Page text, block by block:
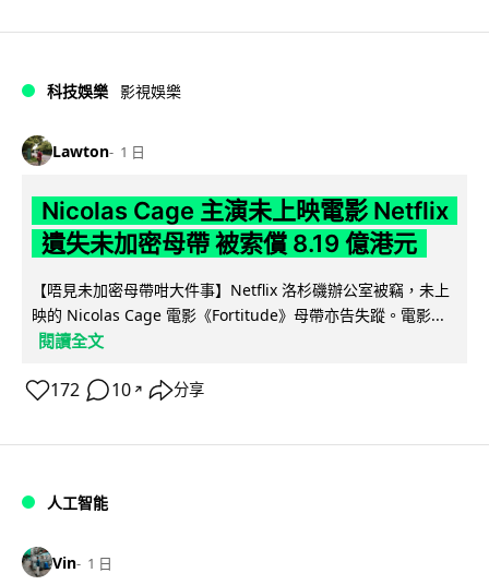
科技娛樂 影視娛樂
Lawton 1 日
Nicolas Cage 主演未上映電影 Netflix
遺失未加密母帶 被索償 8.19 億港元
【唔見未加密母帶咁大件事】Netflix 洛杉磯辦公室被竊，未上
映的 Nicolas Cage 電影《Fortitude》母帶亦告失蹤。電影...
閱讀全文
172 10 ↗ 分享
人工智能
Vin 1 日